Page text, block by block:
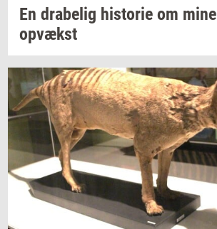
En dra­be­lig hi­sto­rie om mine
op­vækst